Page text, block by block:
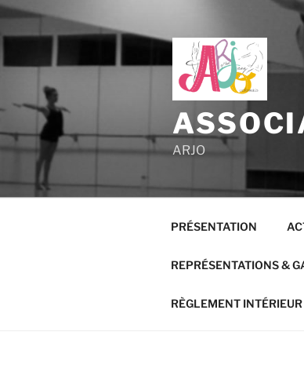
Aller
principal
ARJO
PRÉSENTATION
REPRÉSENTATIONS &
RÈGLEMENT INTÉRIEUR